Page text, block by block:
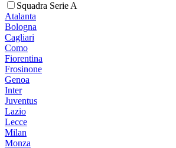
Squadra Serie A
Atalanta
Bologna
Cagliari
Como
Fiorentina
Frosinone
Genoa
Inter
Juventus
Lazio
Lecce
Milan
Monza